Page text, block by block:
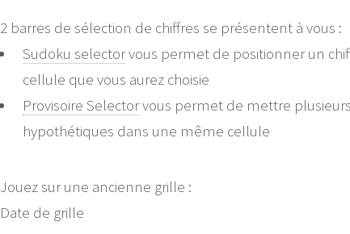
2 barres de sélection de chiffres se présentent à vous :
Sudoku selectorvous permet de positionner un
cellule que vous aurez choisie
Provisoire Selectorvous permet de mettre
hypothétiques dans une même cellule
Jouez sur une ancienne grille :
Date de grille